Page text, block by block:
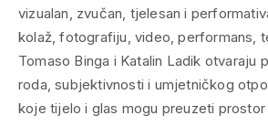
vizualan, zvučan, tjelesan i
kolaž, fotografiju, video, performans,
Tomaso Binga i Katalin Ladik otvaraju
roda, subjektivnosti i umjetničkog
koje tijelo i glas mogu preuzeti